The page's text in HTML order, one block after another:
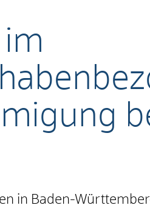
in Baden-